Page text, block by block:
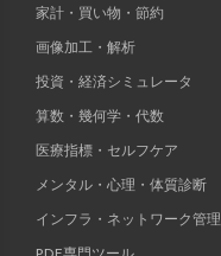
家計・買い物・節約
画像加工・解析
投資・経済シミュレータ
算数・幾何学・代数
医療指標・セルフケア
メンタル・心理・体質診断
インフラ・ネットワーク管理